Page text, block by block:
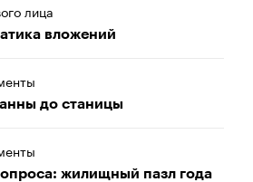
лица
вложений
до станицы
жилищный пазл года